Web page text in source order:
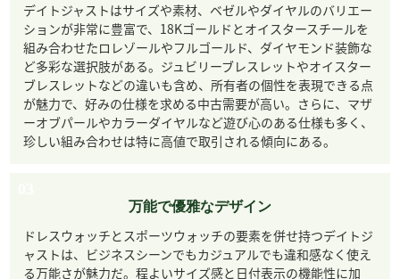
デイトジャストはサイズや素材、ベゼルやダイヤルのバリエー
ションが非常に豊富で、18Kゴールドとオイスタースチールを
組み合わせたロレゾールやフルゴールド、ダイヤモンド装飾な
ど多彩な選択肢がある。ジュビリーブレスレットやオイスター
ブレスレットなどの違いも含め、所有者の個性を表現できる点
が魅力で、好みの仕様を求める中古需要が高い。さらに、マザ
ーオブパールやカラーダイヤルなど遊び心のある仕様も多く、
珍しい組み合わせは特に高値で取引される傾向にある。
万能で優雅なデザイン
ドレスウォッチとスポーツウォッチの要素を併せ持つデイトジ
ャストは、ビジネスシーンでもカジュアルでも違和感なく使え
る万能さが魅力だ。程よいサイズ感と日付表示の機能性に加